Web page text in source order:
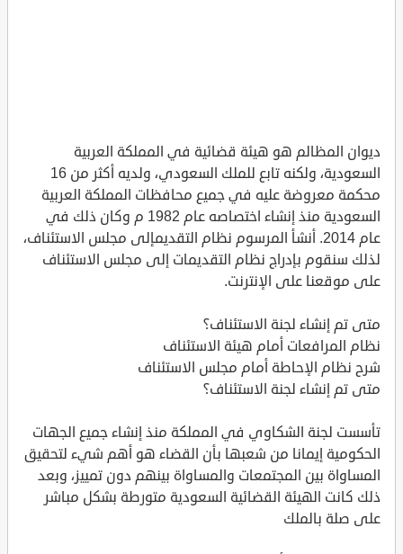
ديوان المظالم هو هيئة قضائية في المملكة العربية
السعودية، ولكنه تابع للملك السعودي، ولديه أكثر من 16
محكمة معروضة عليه في جميع محافظات المملكة العربية
السعودية منذ إنشاء اختصاصه عام 1982 م وكان ذلك في
عام 2014. أنشأ المرسوم نظام التقديمإلى مجلس الاستئناف،
لذلك سنقوم بإدراج نظام التقديمات إلى مجلس الاستئناف
على موقعنا على الإنترنت.
متى تم إنشاء لجنة الاستئناف؟
نظام المرافعات أمام هيئة الاستئناف
شرح نظام الإحاطة أمام مجلس الاستئناف
متى تم إنشاء لجنة الاستئناف؟
تأسست لجنة الشكاوي في المملكة منذ إنشاء جميع الجهات
الحكومية إيمانا من شعبها بأن القضاء هو أهم شيء لتحقيق
المساواة بين المجتمعات والمساواة بينهم دون تمييز، وبعد
ذلك كانت الهيئة القضائية السعودية متورطة بشكل مباشر
على صلة بالملك